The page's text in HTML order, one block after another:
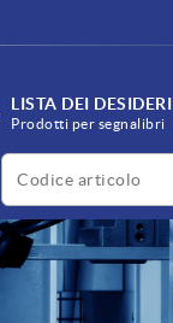
LISTA DEI DESIDERI
Prodotti per segnalibri
productCode